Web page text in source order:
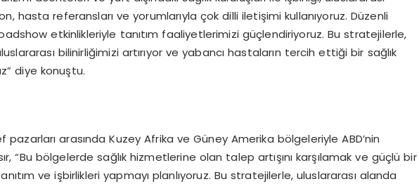
hasta referansları ve yorumlarıyla çok dilli iletişimi kullanıyoruz. Düzenli
etkinlikleriyle tanıtım faaliyetlerimizi güçlendiriyoruz. Bu stratejilerle,
bilinirliğimizi artırıyor ve yabancı hastaların tercih ettiği bir sağlık
diye konuştu.
pazarları arasında Kuzey Afrika ve Güney Amerika bölgeleriyle ABD’nin
“Bu bölgelerde sağlık hizmetlerine olan talep artışını karşılamak ve güçlü bir
ve işbirlikleri yapmayı planlıyoruz. Bu stratejilerle, uluslararası alanda